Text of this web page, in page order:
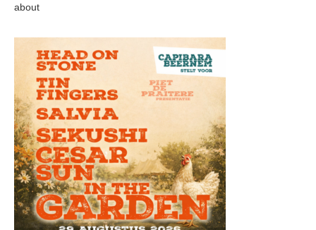
about